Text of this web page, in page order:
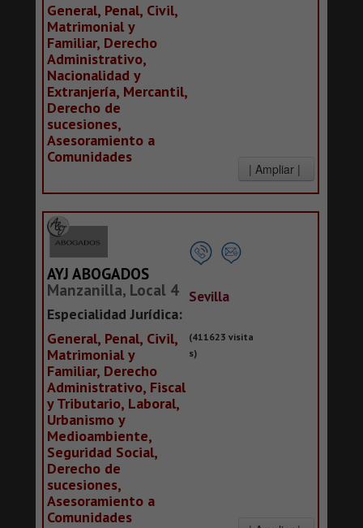
General, Penal, Civil,
Matrimonial y
Familiar, Derecho
Administrativo,
Nacionalidad y
Extranjería, Mercantil,
Derecho de
sucesiones,
Asesoramiento a
Comunidades
AYJ ABOGADOS
Manzanilla, Local 4
Especialidad Jurídica:
General, Penal, Civil,
Matrimonial y
Familiar, Derecho
Administrativo, Fiscal
y Tributario, Laboral,
Urbanismo y
Medioambiente,
Seguridad Social,
Derecho de
sucesiones,
Asesoramiento a
Comunidades
Sevilla
(411623 visita
s)